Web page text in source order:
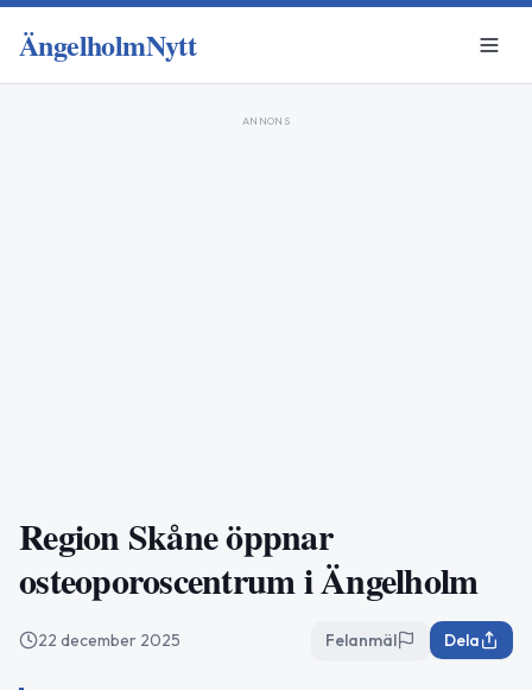
ÄngelholmNytt
ANNONS
Region Skåne öppnar
osteoporoscentrum i Ängelholm
22 december 2025 Felanmäl Dela